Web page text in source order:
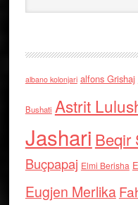
albano kolonjari alfons Grishaj
Bushati Astrit
Jashari Beqir
Buçpapaj Elmi Berisha
Eugjen Merlika